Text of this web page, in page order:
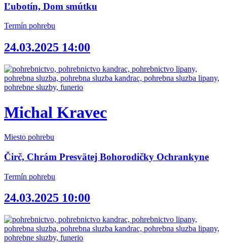
Ľubotín, Dom smútku
Termín pohrebu
24.03.2025 14:00
Michal Kravec
Miesto pohrebu
Čirč, Chrám Presvätej Bohorodičky Ochrankyne
Termín pohrebu
24.03.2025 10:00